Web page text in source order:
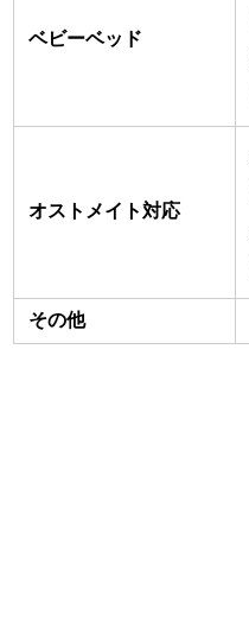
ベビーベッド
オストメイト対応
その他